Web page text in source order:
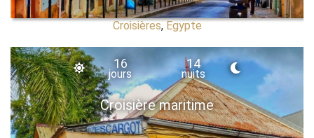
Croisières,Egypte
Croisière maritime
16
jours
14
nuits